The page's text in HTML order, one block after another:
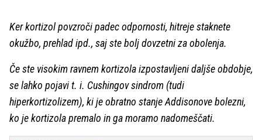
Ker kortizol povzroči padec odpornosti, hitreje staknete
okužbo, prehlad ipd., saj ste bolj dovzetni za obolenja.
Če ste visokim ravnem kortizola izpostavljeni daljše obdobje,
se lahko pojavi t. i. Cushingov sindrom (tudi
hiperkortizolizem), ki je obratno stanje Addisonove bolezni,
ko je kortizola premalo in ga moramo nadomeščati.